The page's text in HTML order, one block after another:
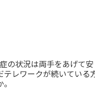
の状況は両手をあげて安
レワークが続いている